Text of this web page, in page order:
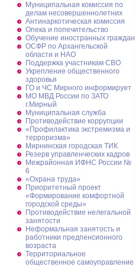
Муниципальная комиссия по
делам несовершеннолетних
Антинаркотическая комиссия
Опека и попечительство
Обучение иностранных граждан
ОСФР по Архангельской
области и НАО
Поддержка участникам СВО
Укрепление общественного
здоровья
ГО и ЧС Мирного информирует
МО МВД России по ЗАТО
г.Мирный
Муниципальная cлужба
Противодействие коррупции
«Профилактика экстремизма и
терроризма»
Мирнинская городская ТИК
Резерв управленческих кадров
Межрайонная ИФНС России №
6
«Охрана труда»
Приоритетный проект
«Формирование комфортной
городской среды»
Противодействие нелегальной
занятости
Неформальная занятость и
работники предпенсионного
возраста
Территориальное
общественное самоуправление